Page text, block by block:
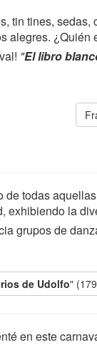
tin tines,
alegres. ¿Quién
"El libro
todas
exhibiendo la
grupos de
de Udolfo"
en este